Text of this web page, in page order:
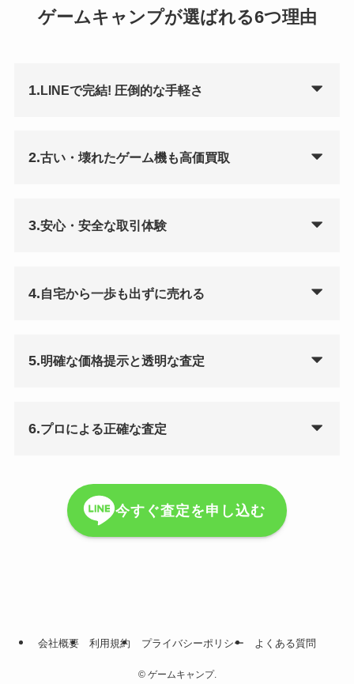
ゲームキャンプが選ばれる6つ理由
1.LINEで完結! 圧倒的な手軽さ
2.古い・壊れたゲーム機も高価買取
3.安心・安全な取引体験
4.自宅から一歩も出ずに売れる
5.明確な価格提示と透明な査定
6.プロによる正確な査定
今すぐ査定を申し込む
会社概要 利用規約 プライバシーポリシー よくある質問
©ゲームキャンプ.